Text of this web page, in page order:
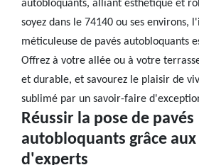
autobloquants, alliant esthétique et
soyez dans le 74140 ou ses environs,
méticuleuse de pavés autobloquants
Offrez à votre allée ou à votre
et durable, et savourez le plaisir de
sublimé par un savoir-faire
Réussir la pose de pavés
autobloquants grâce aux
d'experts